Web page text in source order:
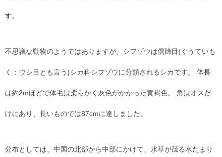
す。
不思議な動物のようではありますが、シフゾウは偶蹄目(ぐうていも
く：ウシ目とも言う)シカ科シフゾウに分類されるシカです。 体長
は約2mほどで体毛は柔らかく灰色がかかった黄褐色。 角はオスだ
けにあり、長いものでは87cmに達しました。
分布としては、中国の北部から中部にかけて、水草が茂る水たまり